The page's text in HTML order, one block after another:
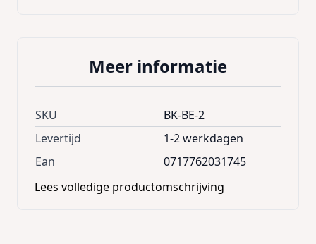
Meer informatie
SKU
BK-BE-2
Levertijd
1-2 werkdagen
Ean
0717762031745
Lees volledige productomschrijving